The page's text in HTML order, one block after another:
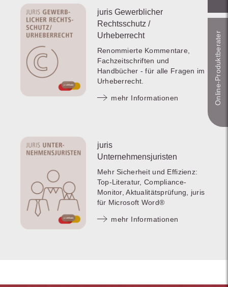
juris Gewerblicher
Rechtsschutz /
Urheberrecht
Renommierte Kommentare,
Fachzeitschriften und
Handbücher - für alle Fragen im
Urheberrecht.
mehr Informationen
juris
Unternehmensjuristen
Mehr Sicherheit und Effizienz:
Top-Literatur, Compliance-
Monitor, Aktualitätsprüfung, juris
für Microsoft Word®
mehr Informationen
Online-Produkt­berater